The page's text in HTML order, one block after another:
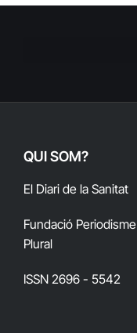
QUI SOM?
El Diari de la Sanitat
Fundació Periodisme
Plural
ISSN 2696 - 5542